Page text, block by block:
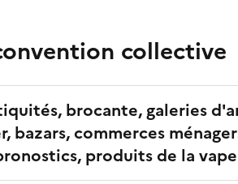
collective
brocante, galeries
commerces
produits de la vape